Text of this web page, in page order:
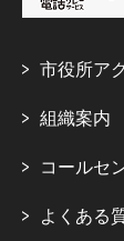
市役所ア
組織案内
コールセ
よくある